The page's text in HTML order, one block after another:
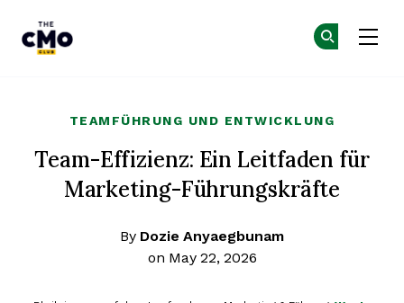
TEAMFÜHRUNG UND ENTWICKLUNG
Team-Effizienz: Ein Leitfaden für
Marketing-Führungskräfte
By Dozie Anyaegbunam
on May 22, 2026